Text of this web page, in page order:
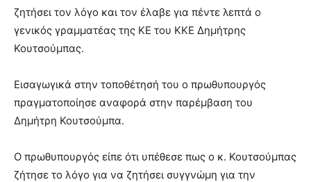
ζητήσει τον λόγο και τον έλαβε για πέντε λεπτά ο
γενικός γραμματέας της ΚΕ του ΚΚΕ Δημήτρης
Κουτσούμπας.
Εισαγωγικά στην τοποθέτησή του ο πρωθυπουργός
πραγματοποίησε αναφορά στην παρέμβαση του
Δημήτρη Κουτσούμπα.
Ο πρωθυπουργός είπε ότι υπέθεσε πως ο κ. Κουτσούμπας
ζήτησε το λόγο για να ζητήσει συγγνώμη για την